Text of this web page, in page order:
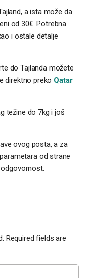
a ista može da
od 30€. Potrebna
i ostale detalje
do Tajlanda možete
direktno preko Qatar
težine do 7kg i još
ovog posta, a za
od strane
Required fields are